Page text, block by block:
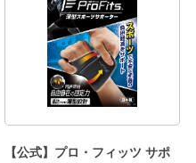
【公式】プロ・フィッツ サポ